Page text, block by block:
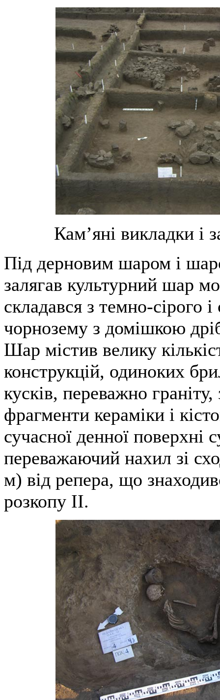
Кам’яні викладки і
Під дерновим шаром і
залягав культурний шар
складався з темно-сірого
чорнозему з домішкою
Шар містив велику
конструкцій, одиноких
кусків, переважно
фрагменти кераміки і
сучасної денної поверхні
переважаючий нахил зі
м) від репера, що
розкопу ІІ.